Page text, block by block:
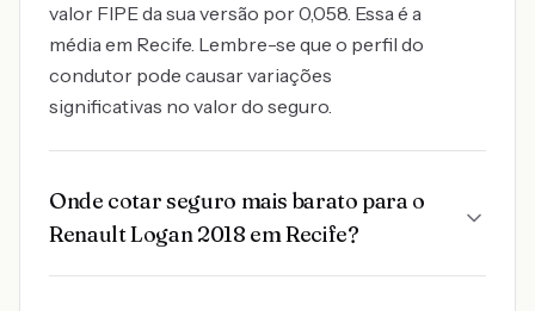
valor FIPE da sua versão por 0,058. Essa é a
média em Recife. Lembre-se que o perfil do
condutor pode causar variações
significativas no valor do seguro.
Onde cotar seguro mais barato para o
Renault Logan 2018 em Recife?